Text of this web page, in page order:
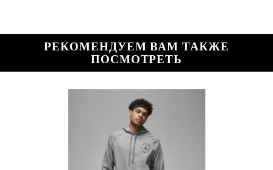
РЕКОМЕНДУЕМ ВАМ ТАКЖЕ
ПОСМОТРЕТЬ